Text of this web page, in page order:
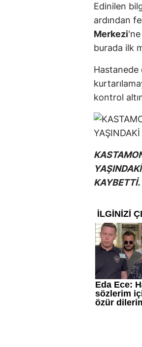
Edinilen
ardından
Merkezi
burada ilk
Hastanede
kontrol
KAYBETTİ.